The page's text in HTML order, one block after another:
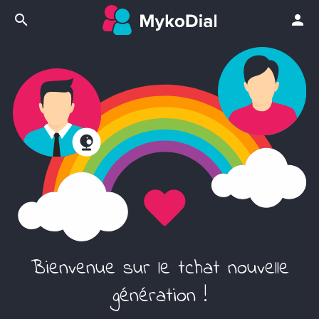
search person
Bienvenue sur le tchat nouvelle
génération !